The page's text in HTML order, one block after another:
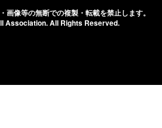
画像等の無断での複製・転載を禁止します。
Association.All Rights Reserved.